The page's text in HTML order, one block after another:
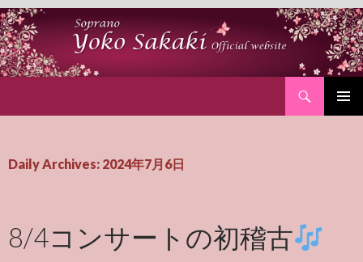
Daily Archives: 2024年7月6日
8/4コンサートの初稽古